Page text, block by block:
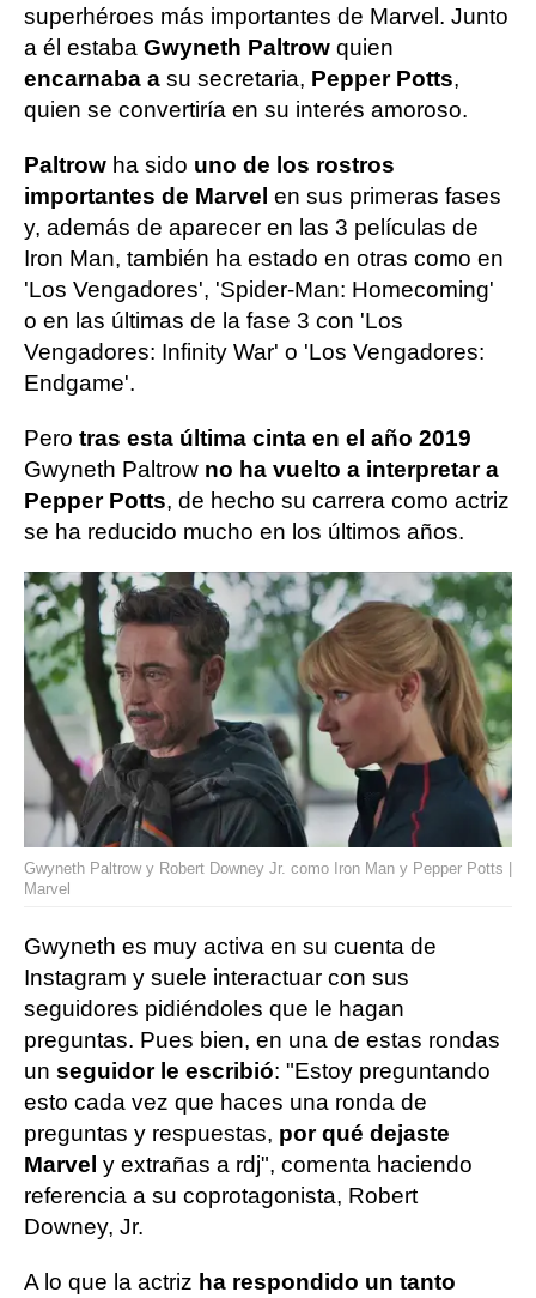
superhéroes más importantes de Marvel. Junto
a él estaba Gwyneth Paltrow quien
encarnaba a su secretaria, Pepper Potts,
quien se convertiría en su interés amoroso.
Paltrow ha sido uno de los rostros
importantes de Marvel en sus primeras fases
y, además de aparecer en las 3 películas de
Iron Man, también ha estado en otras como en
'Los Vengadores', 'Spider-Man: Homecoming'
o en las últimas de la fase 3 con 'Los
Vengadores: Infinity War' o 'Los Vengadores:
Endgame'.
Pero tras esta última cinta en el año 2019
Gwyneth Paltrow no ha vuelto a interpretar a
Pepper Potts, de hecho su carrera como actriz
se ha reducido mucho en los últimos años.
Gwyneth Paltrow y Robert Downey Jr. como Iron Man y Pepper Potts |
Marvel
Gwyneth es muy activa en su cuenta de
Instagram y suele interactuar con sus
seguidores pidiéndoles que le hagan
preguntas. Pues bien, en una de estas rondas
un seguidor le escribió: "Estoy preguntando
esto cada vez que haces una ronda de
preguntas y respuestas, por qué dejaste
Marvel y extrañas a rdj", comenta haciendo
referencia a su coprotagonista, Robert
Downey, Jr.
A lo que la actriz ha respondido un tanto